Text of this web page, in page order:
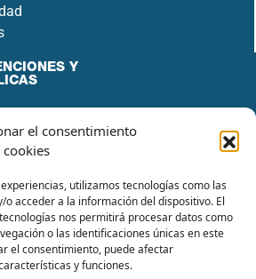
el consentimiento
cookies
utilizamos tecnologías como las
acceder a la información del dispositivo. El
nos permitirá procesar datos como
o las identificaciones únicas en este
el consentimiento, puede afectar
y funciones.
Y
4º1, Noroeste,